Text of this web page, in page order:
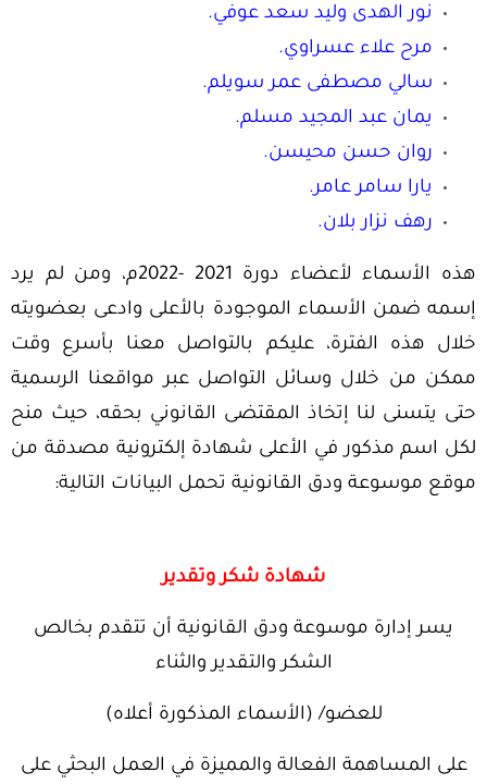
نور الهدى وليد سعد عوفي.
مرح علاء عسراوي.
سالي مصطفى عمر سويلم.
يمان عبد المجيد مسلم.
روان حسن محيسن.
يارا سامر عامر.
رهف نزار بلان.
هذه الأسماء لأعضاء دورة 2021 -2022م، ومن لم يرد
إسمه ضمن الأسماء الموجودة بالأعلى وادعى بعضويته
خلال هذه الفترة، عليكم بالتواصل معنا بأسرع وقت
ممكن من خلال وسائل التواصل عبر مواقعنا الرسمية
حتى يتسنى لنا إتخاذ المقتضى القانوني بحقه، حيث منح
لكل اسم مذكور في الأعلى شهادة إلكترونية مصدقة من
موقع موسوعة ودق القانونية تحمل البيانات التالية:
شهادة شكر وتقدير
يسر إدارة موسوعة ودق القانونية أن تتقدم بخالص
الشكر والتقدير والثناء
للعضو/ (الأسماء المذكورة أعلاه)
على المساهمة الفعالة والمميزة في العمل البحثي على